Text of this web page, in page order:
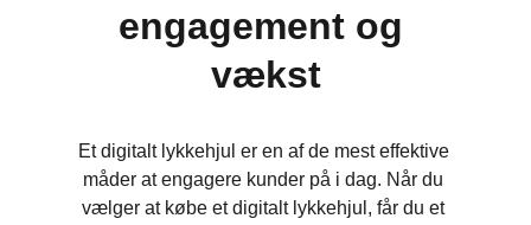
engagement og
vækst
Et digitalt lykkehjul er en af de mest effektive
måder at engagere kunder på i dag. Når du
vælger at købe et digitalt lykkehjul, får du et